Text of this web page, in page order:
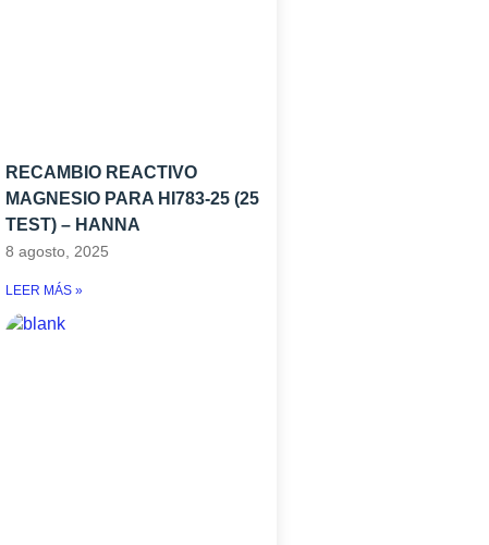
RECAMBIO REACTIVO
MAGNESIO PARA HI783-25 (25
TEST) – HANNA
8 agosto, 2025
LEER MÁS »